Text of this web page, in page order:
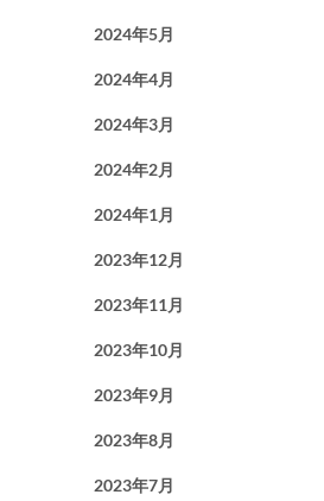
2024年5月
2024年4月
2024年3月
2024年2月
2024年1月
2023年12月
2023年11月
2023年10月
2023年9月
2023年8月
2023年7月